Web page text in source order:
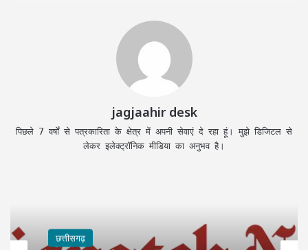
jagjaahir desk
पिछले 7 वर्षों से पत्रकारिता के क्षेत्र में अपनी सेवाएं दे रहा हूं। मुझे डिजिटल से
लेकर इलेक्ट्रॉनिक मीडिया का अनुभव है।
छत्तीसगढ़